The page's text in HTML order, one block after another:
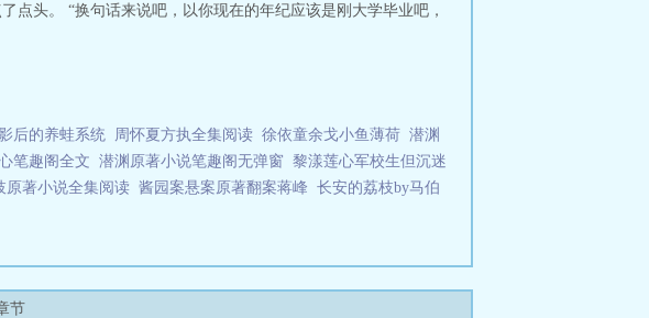
点头。 “换句话来说吧，以你现在的年纪应该是刚大学毕业吧，
后的养蛙系统 周怀夏方执全集阅读 徐依童余戈小鱼薄荷 潜渊
笔趣阁全文 潜渊原著小说笔趣阁无弹窗 黎漾莲心军校生但沉迷
原著小说全集阅读 酱园案悬案原著翻案蒋峰 长安的荔枝by马伯
节